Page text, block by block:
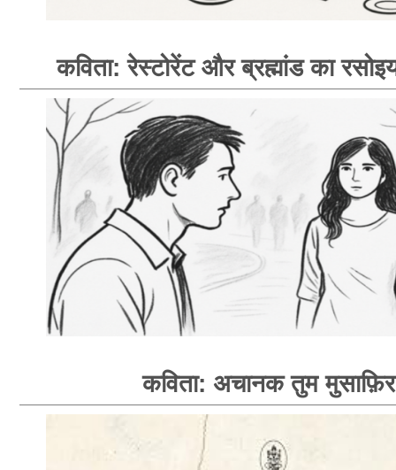
कविता: रेस्टोरेंट और ब्रह्मांड का
कविता: अचानक तुम मुसाफ़िर